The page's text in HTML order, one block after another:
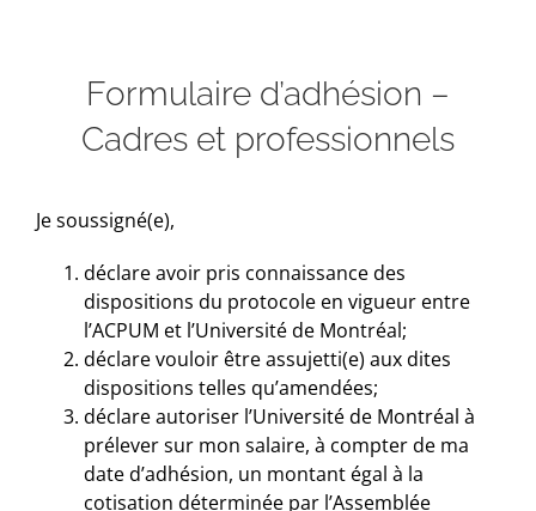
Formulaire d’adhésion –
Cadres et professionnels
Je soussigné(e),
déclare avoir pris connaissance des
dispositions du protocole en vigueur entre
l’ACPUM et l’Université de Montréal;
déclare vouloir être assujetti(e) aux dites
dispositions telles qu’amendées;
déclare autoriser l’Université de Montréal à
prélever sur mon salaire, à compter de ma
date d’adhésion, un montant égal à la
cotisation déterminée par l’Assemblée